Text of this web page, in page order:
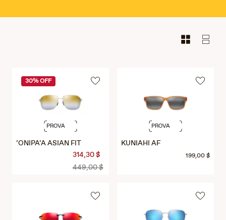
30% OFF
‘ONIPA‘A ASIAN FIT
449,00 $
314,30 $
PROVA
KUNIAHI AF
199,00 $
PROVA